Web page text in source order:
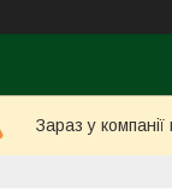
Зараз у